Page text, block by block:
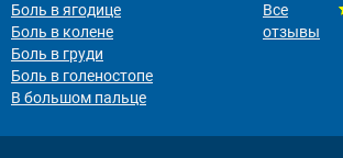
Боль в ягодице
Боль в колене
Боль в груди
Боль в голеностопе
В большом пальце
Все
отзывы